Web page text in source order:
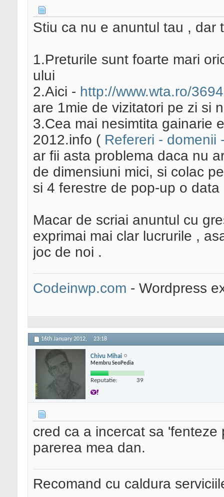
Stiu ca nu e anuntul tau , dar
1.Preturile sunt foarte mari
ului
2.Aici - http://www.wta.ro/
are 1mie de vizitatori pe zi si
3.Cea mai nesimtita gainarie
2012.info ( Refereri - domenii
ar fii asta problema daca nu
de dimensiuni mici, si colac
si 4 ferestre de pop-up o data
Macar de scriai anuntul cu
exprimai mai clar lucrurile ,
joc de noi .
Codeinwp.com - Wordpress
16th January 2012, 23:18
Chivu Mihai
Membru SeoPedia
Reputatie: 39
cred ca a incercat sa
parerea mea dan.
Recomand cu caldura